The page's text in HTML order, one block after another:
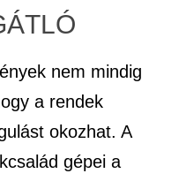
nem mindig
a rendek
okozhat. A
gépei a